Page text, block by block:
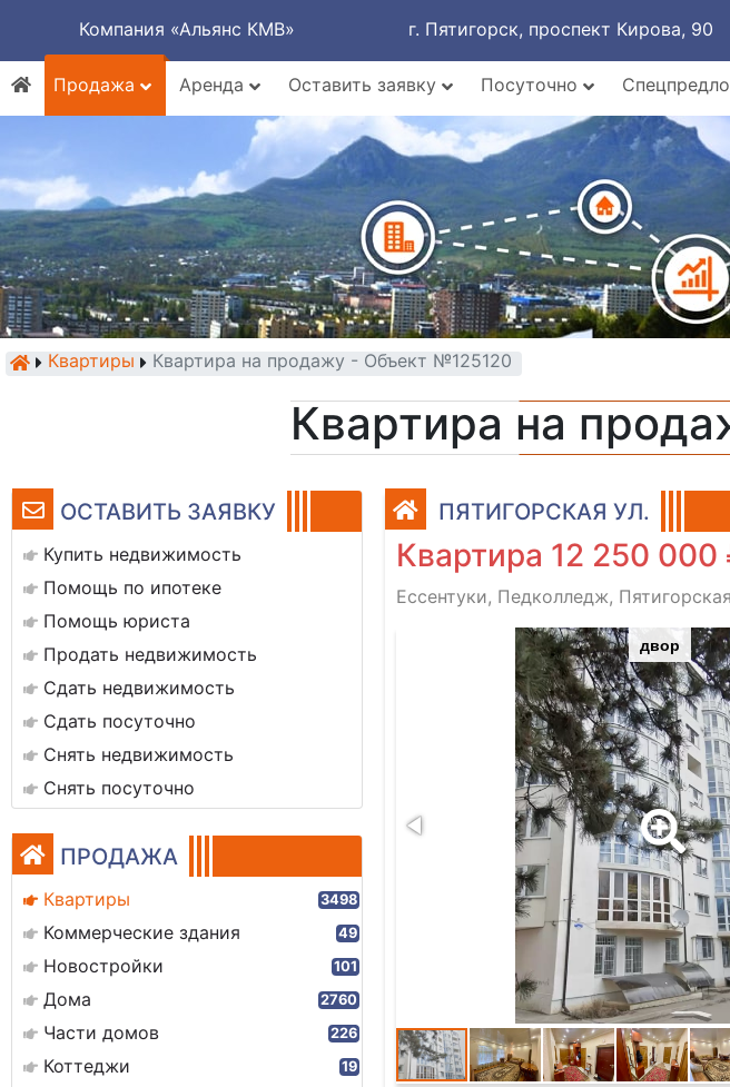
Компания «Альянс КМВ» г. Пятигорск, проспект Кирова, 90
Продажа
Аренда Оставить заявку Посуточно
Квартиры Квартира на продажу - Объект №125120
Квартира на
ОСТАВИТЬ ЗАЯВКУ
Купить недвижимость
Помощь по ипотеке
Помощь юриста
Продать недвижимость
Сдать недвижимость
Сдать посуточно
Снять недвижимость
Снять посуточно
ПРОДАЖА
Квартиры 3498
Коммерческие здания 49
Новостройки 101
Дома 2760
Части домов 226
Коттеджи 19
ПЯТИГОРСКАЯ УЛ.
Квартира 12 250 000
Ессентуки, Педколледж,
двор